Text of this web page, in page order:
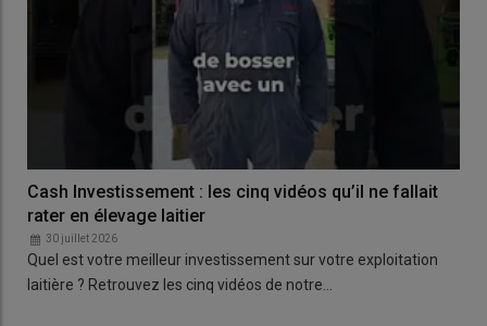
Cash Investissement : les cinq vidéos qu’il ne fallait
rater en élevage laitier
30 juillet 2026
Quel est votre meilleur investissement sur votre exploitation
laitière ? Retrouvez les cinq vidéos de notre…